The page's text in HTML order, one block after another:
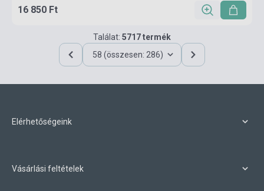
16 850 Ft
Találat: 5717 termék
58 (összesen: 286)
Elérhetőségeink
Vásárlási feltételek